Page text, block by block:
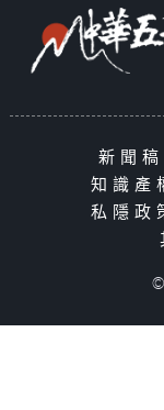
新聞稿
知識產
私隱政